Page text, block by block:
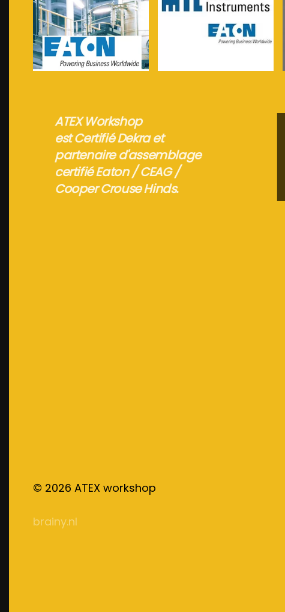
Voir plus...
ATEX Workshop
est Certifié Dekra et
partenaire d'assemblage
certifié Eaton / CEAG /
Cooper Crouse Hinds.
© 2026 ATEX workshop
brainy.nl